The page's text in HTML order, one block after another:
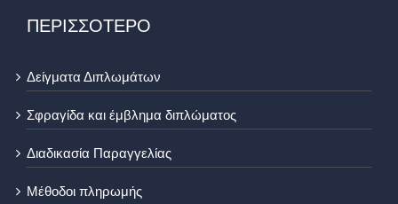
ΠΕΡΙΣΣΟΤΕΡΟ
Δείγματα Διπλωμάτων
Σφραγίδα και έμβλημα διπλώματος
Διαδικασία Παραγγελίας
Μέθοδοι πληρωμής